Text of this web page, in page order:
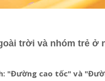
trời và nhóm trẻ ở
"Đường cao tốc" và